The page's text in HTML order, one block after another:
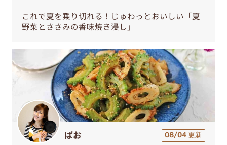
これで夏を乗り切れる！じゅわっとおいしい「夏
野菜とささみの香味焼き浸し」
ぱお 08/04 更新